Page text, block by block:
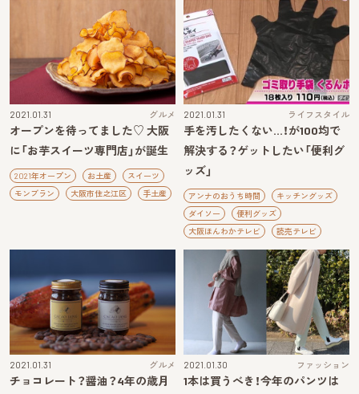
2021.01.31 グルメ
オープンを待ってました♡ 大阪
に「お芋スイーツ専門店」が誕生
2021年オープン お土産
スイーツ
モンブラン
大阪市住之江区 手土産
2021.01.31 ライフスタイル
手を汚したくない…！が100均で
解決する？ゲットしたい「便利グ
ッズ」
アンナのおうち時間
キッチングッズ
ダイソー
便利グッズ
大阪ほんわかテレビ
読売テレビ
2021.01.31 グルメ
チョコレート？醤油？4年の歳月
2021.01.30 ファッション
1本は買うべき！今年のパンツは